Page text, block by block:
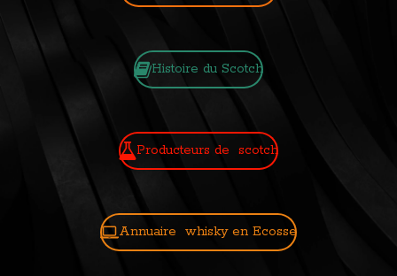
Histoire du Scotch
Producteurs de scotch
Annuaire whisky en Ecosse